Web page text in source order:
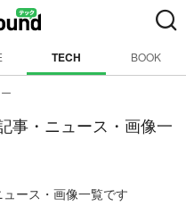
TECH BOOK
事・ニュース・画像一
ース・画像一覧です